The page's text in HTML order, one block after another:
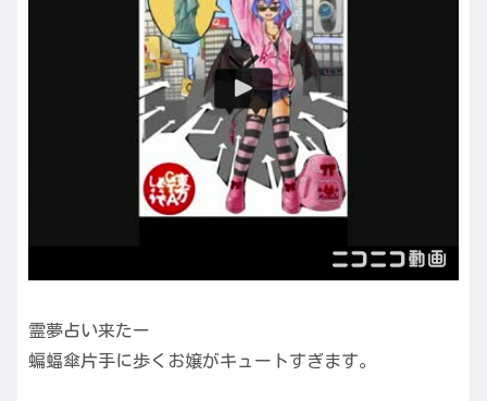
霊夢占い来たー
蝙蝠傘片手に歩くお嬢がキュートすぎます。